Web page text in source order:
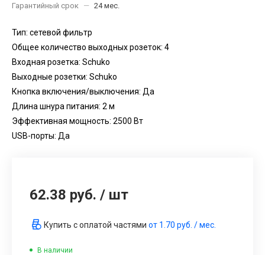
Гарантийный срок
— 24 мес.
Тип: сетевой фильтр
Общее количество выходных розеток: 4
Входная розетка: Schuko
Выходные розетки: Schuko
Кнопка включения/выключения: Да
Длина шнура питания: 2 м
Эффективная мощность: 2500 Вт
USB-порты: Да
62.38 руб. / шт
Купить с оплатой частями от 1.70 руб. / мес.
В наличии